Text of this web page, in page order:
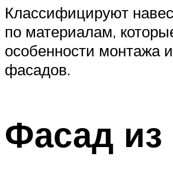
Классифицируют
по материалам,
особенности монтажа
фасадов.
Фасад из